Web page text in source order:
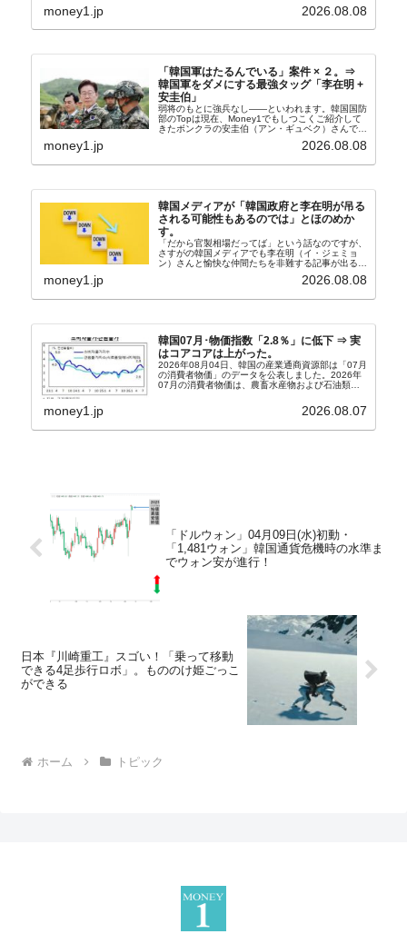
たといわれます（後述）。これは、いわゆる「塩田
money1.jp 2026.08.08
「韓国軍はたるんでいる」案件 × ２。⇒
韓国軍をダメにする最強タッグ「李在明 +
安圭伯」
弱将のもとに強兵なし――といわれます。韓国国防
部のTopは現在、Money1でもしつこくご紹介して
きたボンクラの安圭伯（アン・ギュベク）さんで
さんと「韓国初の文官上がり」の国防部長官安圭伯
money1.jp 2026.08.08
韓国メディアが「韓国政府と李在明が吊る
される可能性もあるのでは」とほのめか
す。
「だから官製相場だってば」という話なのですが、
さすがの韓国メディアでも李在明（イ・ジェミョ
ン）さんと愉快な仲間たちを非難する記事が出るよ
『朝鮮日報』に面白い記事が出ています。「東西南
money1.jp 2026.08.08
韓国07月･物価指数「2.8％」に低下 ⇒ 実
はコアコアは上がった。
2026年08月04日、韓国の産業通商資源部は「07月
の消費者物価」のデータを公表しました。2026年
07月の消費者物価は、農畜水産物および石油類の
2.8％上昇（06月は3.2％）となり、上昇率は前...
money1.jp 2026.08.07
「ドルウォン」04月09日(水)初動・
「1,481ウォン」韓国通貨危機時の水準ま
でウォン安が進行！
日本『川崎重工』スゴい！「乗って移動
できる4足歩行ロボ」。もののけ姫ごっこ
ができる
ホーム トピック